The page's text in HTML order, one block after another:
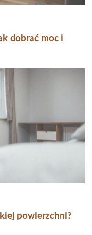
dobrać moc i
powierzchni?